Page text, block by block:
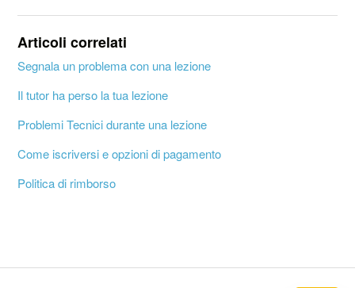
Articoli correlati
Segnala un problema con una lezione
Il tutor ha perso la tua lezione
Problemi Tecnici durante una lezione
Come iscriversi e opzioni di pagamento
Politica di rimborso